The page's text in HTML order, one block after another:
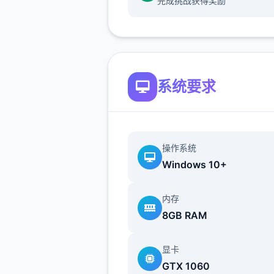
们只需要少量种植就可以了。
15*15*840=189000G，初步
经济自由。
种植草莓和其他作物了。种草
收益比卷心菜还高，并且只要5
第二批作物直接种草莓直到我
锁夏天的菠萝为止。（但是笔
种子没有不应季的惩罚，但是
系统要求
操作系统
Windows 10+
内存
8GB RAM
显卡
GTX 1060